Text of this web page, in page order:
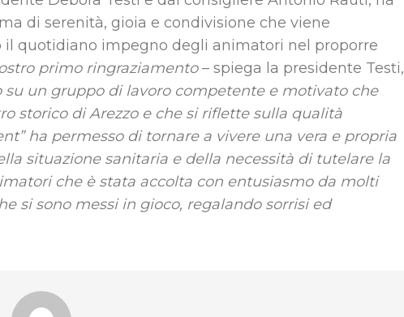
di serenità, gioia e condivisione che viene
quotidiano impegno degli animatori nel proporre
primo ringraziamento– spiega la presidente Testi,
su un gruppo di lavoro competente e motivato che
storico di Arezzo e che si riflette sulla qualità
ha permesso di tornare a vivere una vera e propria
situazione sanitaria e della necessità di tutelare la
che è stata accolta con entusiasmo da molti
si sono messi in gioco, regalando sorrisi ed